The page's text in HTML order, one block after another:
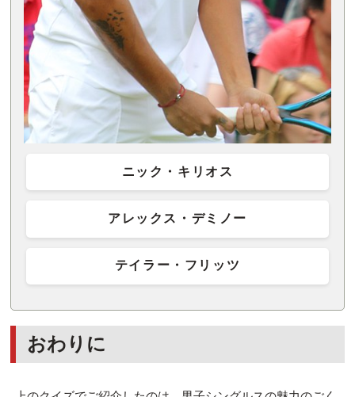
ニック・キリオス
アレックス・デミノー
テイラー・フリッツ
おわりに